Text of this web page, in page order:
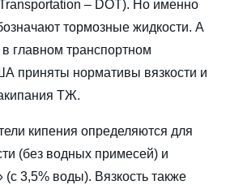
– DOT). Но именно
тормозные жидкости. А
в главном транспортном
приняты нормативы вязкости и
ТЖ.
кипения определяются для
(без водных примесей) и
3,5% воды). Вязкость также